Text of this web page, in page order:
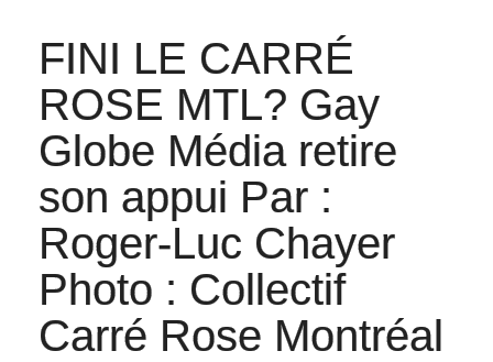
FINI LE CARRÉ
ROSE MTL? Gay
Globe Média retire
son appui Par :
Roger-Luc Chayer
Photo : Collectif
Carré Rose Montréal